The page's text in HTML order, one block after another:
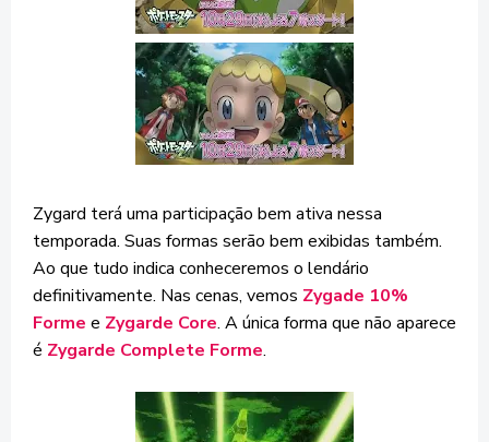
Zygard terá uma participação bem ativa nessa
temporada. Suas formas serão bem exibidas também.
Ao que tudo indica conheceremos o lendário
definitivamente. Nas cenas, vemos Zygade 10%
Forme e Zygarde Core. A única forma que não aparece
é Zygarde Complete Forme.